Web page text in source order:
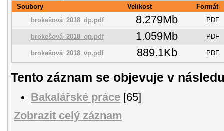
Soubory Velikost
Formát
brokešová_2018_dp.pdf
8.279Mb PDF
brokešová_2018_op.pdf 1.059Mb PDF
brokešová_2018_vp.pdf 889.1Kb PDF
Tento záznam se objevuje v
Bakalářské práce [65]
Zobrazit celý záznam